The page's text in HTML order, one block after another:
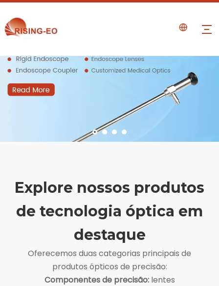
Explore nossos produtos
de tecnologia óptica em
destaque
Oferecemos duas categorias principais de
produtos ópticos de precisão:
Componentes de precisão: lentes